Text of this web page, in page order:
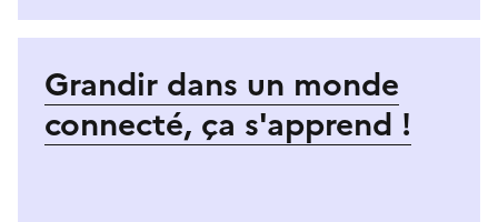
Grandir dans un monde
connecté, ça s'apprend !